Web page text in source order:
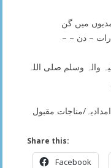
میں گن
رات – دن
والہ وسلم صلی اللہ
مناجات مقبول
Share this:
Facebook